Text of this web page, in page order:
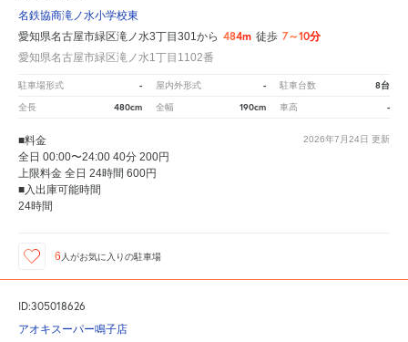
名鉄協商滝ノ水小学校東
愛知県名古屋市緑区滝ノ水3丁目301から 484m 徒歩 7～10分
愛知県名古屋市緑区滝ノ水1丁目1102番
駐車場形式 - 屋内外形式 - 駐車台数 8台
全長 480cm 全幅 190cm 車高 -
2026年7月24日 更新
■料金
全日 00:00〜24:00 40分 200円
上限料金 全日 24時間 600円
■入出庫可能時間
24時間
6 人がお気に入りの駐車場
ID:305018626
アオキスーパー鳴子店